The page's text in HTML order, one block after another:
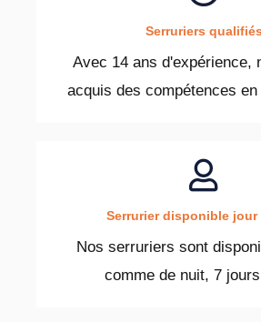
Serruriers qualifiés
Avec 14 ans d'expérience,
acquis des compétences en
Serrurier disponible
Nos serruriers sont
comme de nuit, 7